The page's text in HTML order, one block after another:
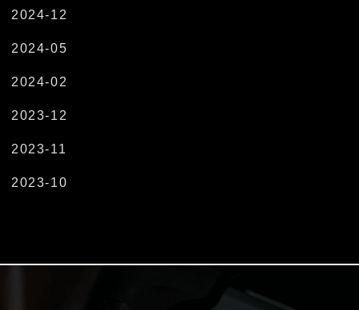
2024-12
2024-05
2024-02
2023-12
2023-11
2023-10